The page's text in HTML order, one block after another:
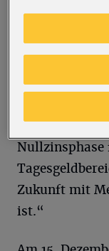
(plus sieben
demnach im
Millionen
Nullzinsphase
Zukunft mit
ist.“